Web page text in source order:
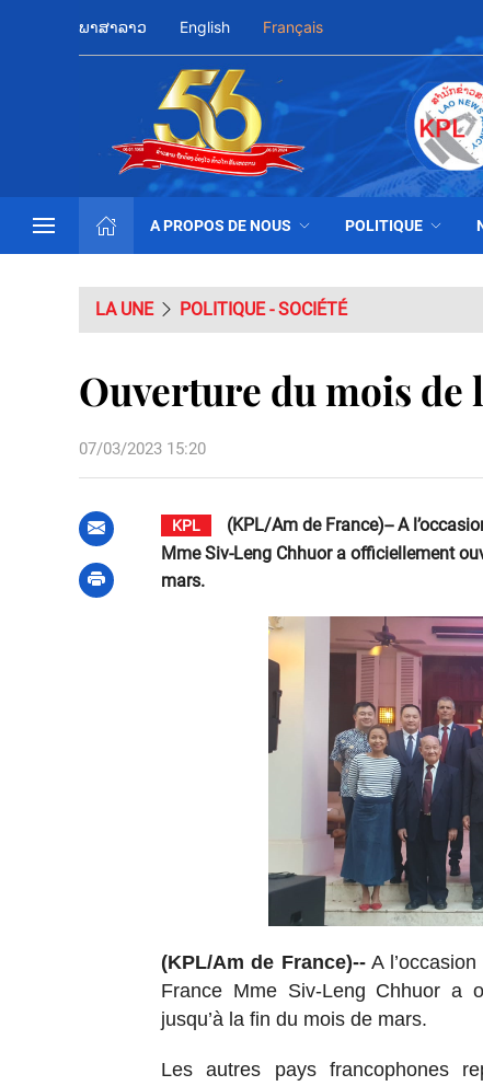
ພາສາລາວ English Français
A PROPOS DE NOUS POLITIQUE
LA UNE POLITIQUE - SOCIÉTÉ
Ouverture du mois de
07/03/2023 15:20
KPL
(KPL/Am de France)-- A
Mme Siv-Leng Chhuor a officiellement
mars.
(KPL/Am de France)--A
France Mme Siv-Leng Chhuor a
jusqu’à la fin du mois de mars.
Les autres pays francophones